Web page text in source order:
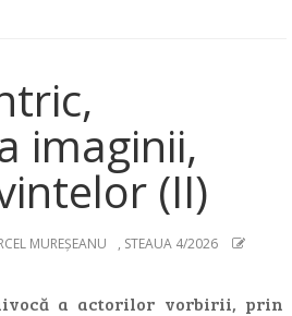
imaginii,
(II)
MUREȘEANU , STEAUA 4/2026
a actorilor vorbirii, prin